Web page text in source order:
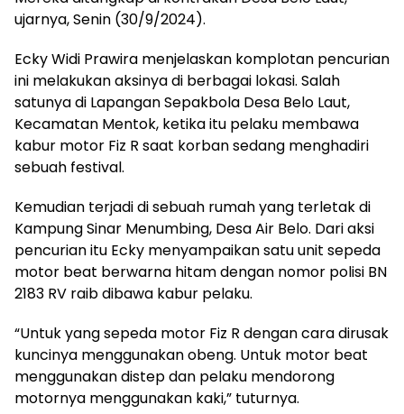
ujarnya, Senin (30/9/2024).
Ecky Widi Prawira menjelaskan komplotan pencurian
ini melakukan aksinya di berbagai lokasi. Salah
satunya di Lapangan Sepakbola Desa Belo Laut,
Kecamatan Mentok, ketika itu pelaku membawa
kabur motor Fiz R saat korban sedang menghadiri
sebuah festival.
Kemudian terjadi di sebuah rumah yang terletak di
Kampung Sinar Menumbing, Desa Air Belo. Dari aksi
pencurian itu Ecky menyampaikan satu unit sepeda
motor beat berwarna hitam dengan nomor polisi BN
2183 RV raib dibawa kabur pelaku.
“Untuk yang sepeda motor Fiz R dengan cara dirusak
kuncinya menggunakan obeng. Untuk motor beat
menggunakan distep dan pelaku mendorong
motornya menggunakan kaki,” tuturnya.